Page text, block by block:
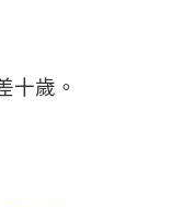
十歲。